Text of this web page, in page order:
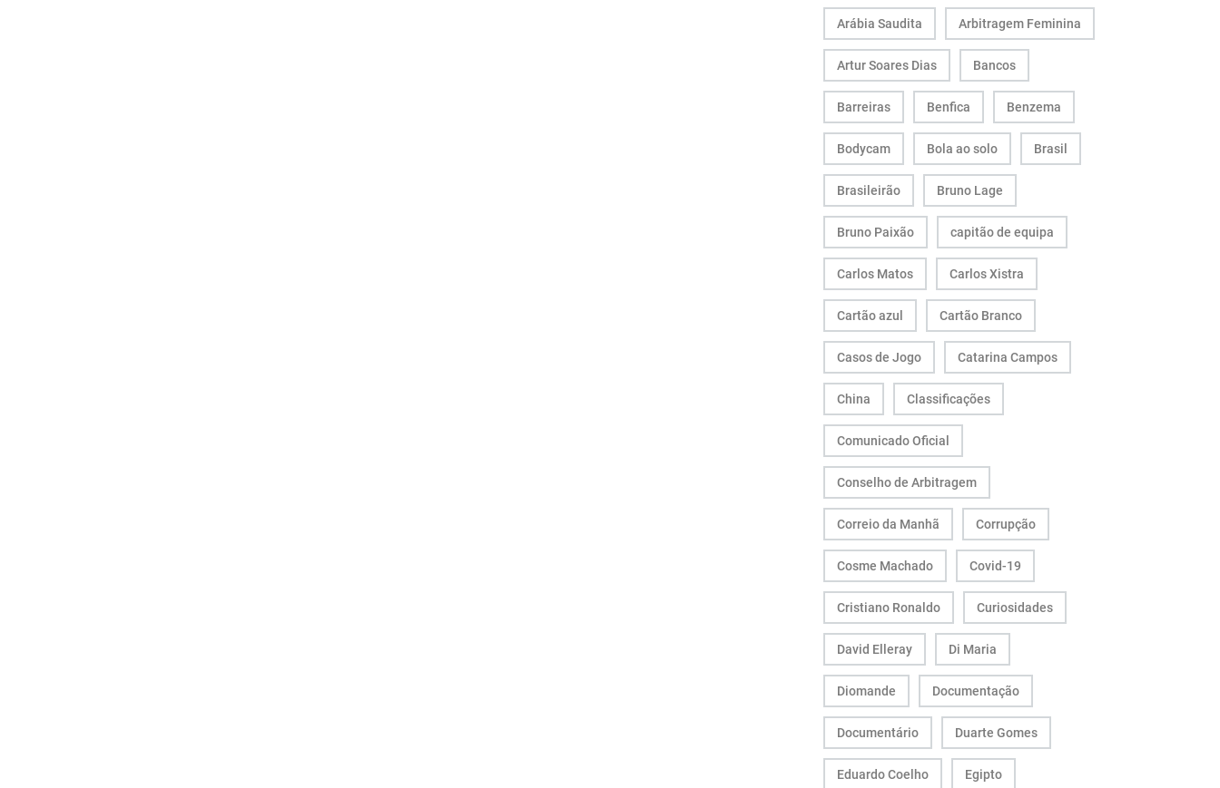
Arábia Saudita Arbitragem Feminina
Artur Soares Dias Bancos
Barreiras Benfica Benzema
Bodycam Bola ao solo Brasil
Brasileirão Bruno Lage
Bruno Paixão capitão de equipa
Carlos Matos Carlos Xistra
Cartão azul Cartão Branco
Casos de Jogo Catarina Campos
China Classificações
Comunicado Oficial
Conselho de Arbitragem
Correio da Manhã Corrupção
Cosme Machado Covid-19
Cristiano Ronaldo Curiosidades
David Elleray Di Maria
Diomande Documentação
Documentário Duarte Gomes
Eduardo Coelho Egipto